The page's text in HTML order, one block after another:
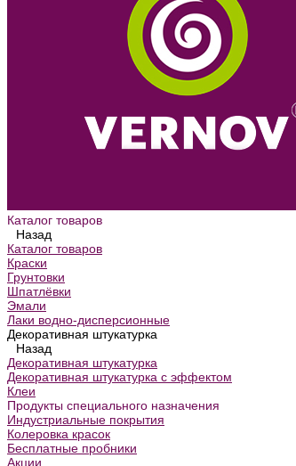
Каталог товаров
Назад
Каталог товаров
Краски
Грунтовки
Шпатлёвки
Эмали
Лаки водно-дисперсионные
Декоративная штукатурка
Назад
Декоративная штукатурка
Декоративная штукатурка с эффектом
Клеи
Продукты специального назначения
Индустриальные покрытия
Колеровка красок
Бесплатные пробники
Акции